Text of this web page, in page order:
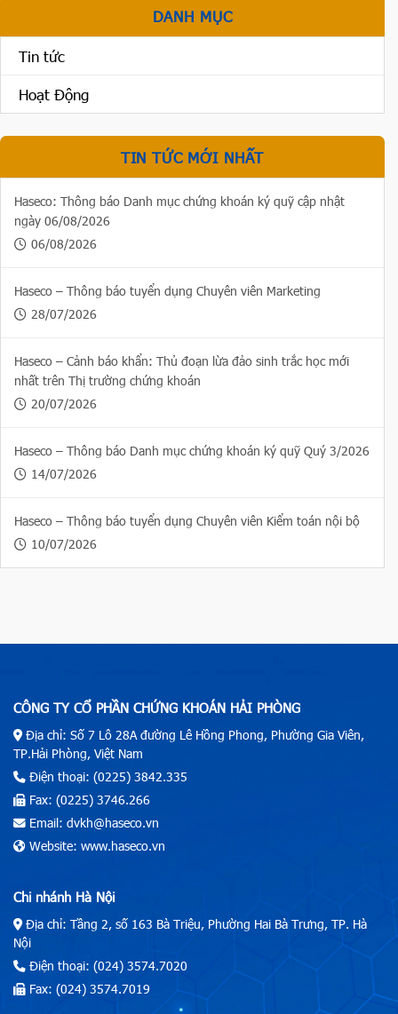
DANH MỤC
Tin tức
Hoạt Động
TIN TỨC MỚI NHẤT
Haseco: Thông báo Danh mục chứng khoán ký quỹ cập nhật
ngày 06/08/2026
06/08/2026
Haseco – Thông báo tuyển dụng Chuyên viên Marketing
28/07/2026
Haseco – Cảnh báo khẩn: Thủ đoạn lừa đảo sinh trắc học mới
nhất trên Thị trường chứng khoán
20/07/2026
Haseco – Thông báo Danh mục chứng khoán ký quỹ Quý 3/2026
14/07/2026
Haseco – Thông báo tuyển dụng Chuyên viên Kiểm toán nội bộ
10/07/2026
CÔNG TY CỔ PHẦN CHỨNG KHOÁN HẢI PHÒNG
Địa chỉ: Số 7 Lô 28A đường Lê Hồng Phong, Phường Gia Viên,
TP.Hải Phòng, Việt Nam
Điện thoại: (0225) 3842.335
Fax: (0225) 3746.266
Email: dvkh@haseco.vn
Website: www.haseco.vn
Chi nhánh Hà Nội
Địa chỉ: Tầng 2, số 163 Bà Triệu, Phường Hai Bà Trưng, TP. Hà
Nội
Điện thoại: (024) 3574.7020
Fax: (024) 3574.7019